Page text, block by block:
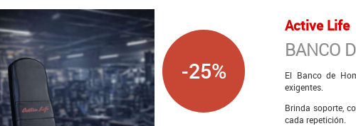
-25%
Active Life
BANCO
El Banco de
exigentes.
Brinda soporte,
cada repetición.